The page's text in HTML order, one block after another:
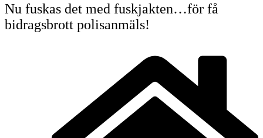
Nu fuskas det med fuskjakten…för få
bidragsbrott polisanmäls!